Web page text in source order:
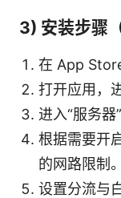
3) 安装步骤
在 App
打开应用，
进入“服务器
根据需要开
的网路限制。
设置分流与